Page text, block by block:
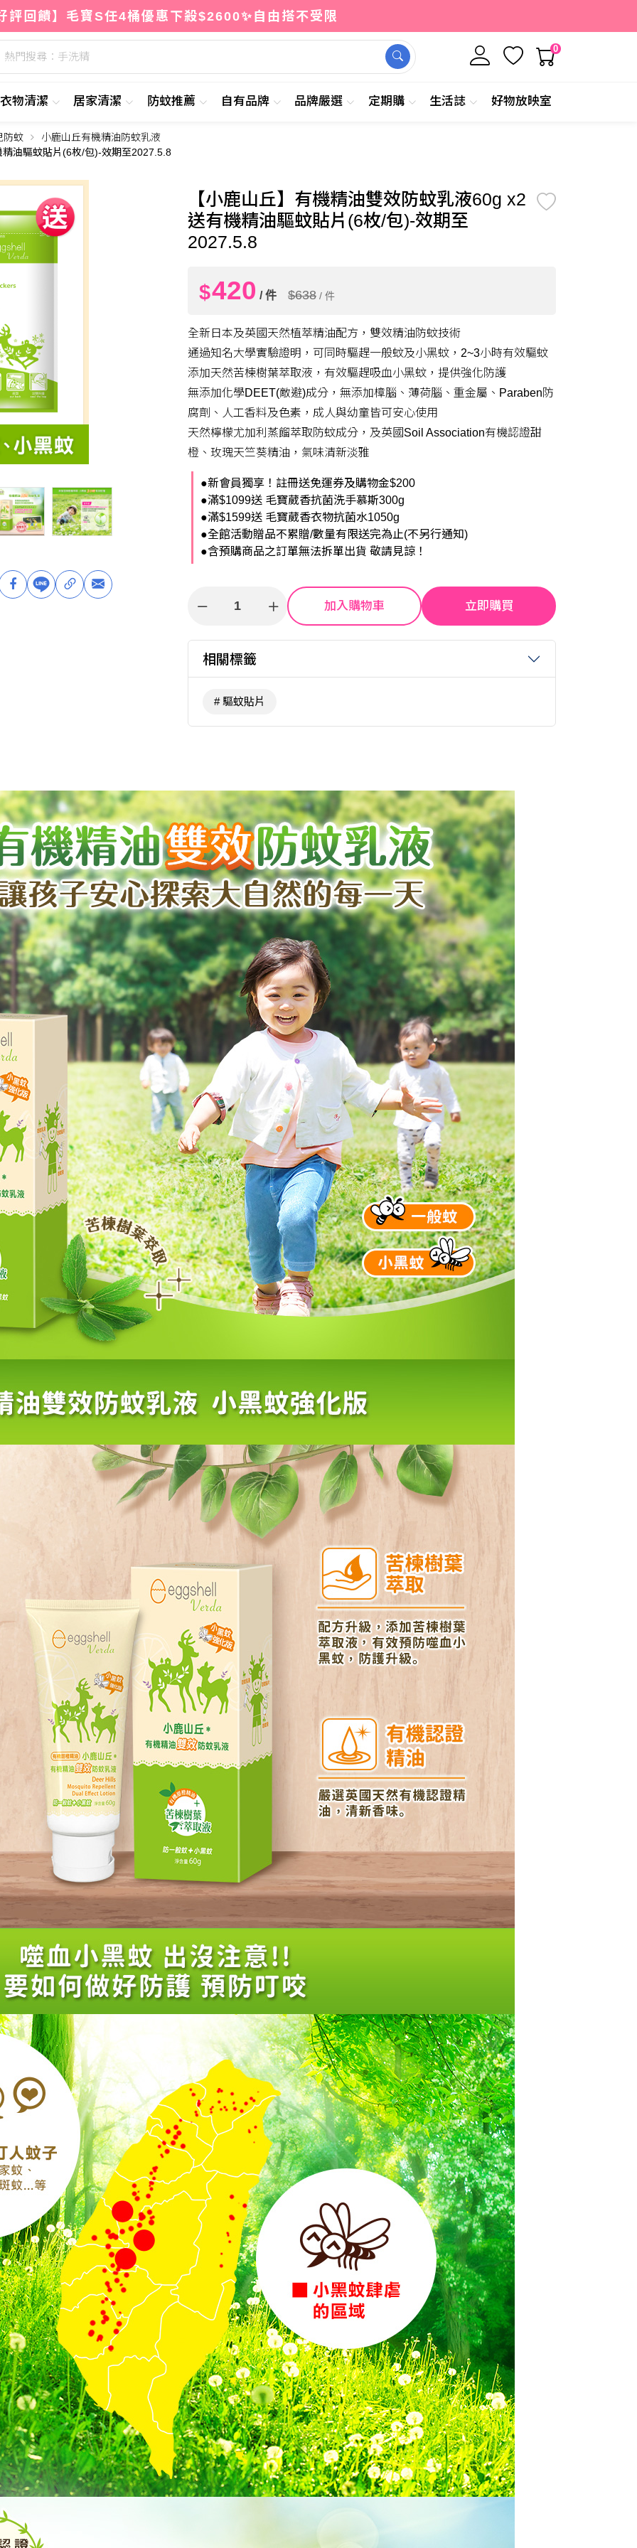
評回饋】毛寶S任4桶優惠下殺$2600✨自由搭不受限
熱門搜尋：手洗精
0
衣物清潔 居家清潔 防蚊推薦 自有品牌 品牌嚴選 定期購 生活誌 好物放映室
防蚊
小鹿山丘有機精油防蚊乳液
油驅蚊貼片(6枚/包)-效期至2027.5.8
【小鹿山丘】有機精油雙效防蚊乳液60g x2
送有機精油驅蚊貼片(6枚/包)-效期至
2027.5.8
$420 / 件 $638 / 件
全新日本及英國天然植萃精油配方，雙效精油防蚊技術
通過知名大學實驗證明，可同時驅趕一般蚊及小黑蚊，2~3小時有效驅蚊
添加天然苦楝樹葉萃取液，有效驅趕吸血小黑蚊，提供強化防護
無添加化學DEET(敵避)成分，無添加樟腦、薄荷腦、重金屬、Paraben防
腐劑、人工香料及色素，成人與幼童皆可安心使用
天然檸檬尤加利蒸餾萃取防蚊成分，及英國Soil Association有機認證甜
橙、玫瑰天竺葵精油，氣味清新淡雅
●新會員獨享！註冊送免運券及購物金$200
●滿$1099送 毛寶葳香抗菌洗手慕斯300g
●滿$1599送 毛寶葳香衣物抗菌水1050g
●全館活動贈品不累贈/數量有限送完為止(不另行通知)
●含預購商品之訂單無法拆單出貨 敬請見諒！
加入購物車 立即購買
相關標籤
驅蚊貼片